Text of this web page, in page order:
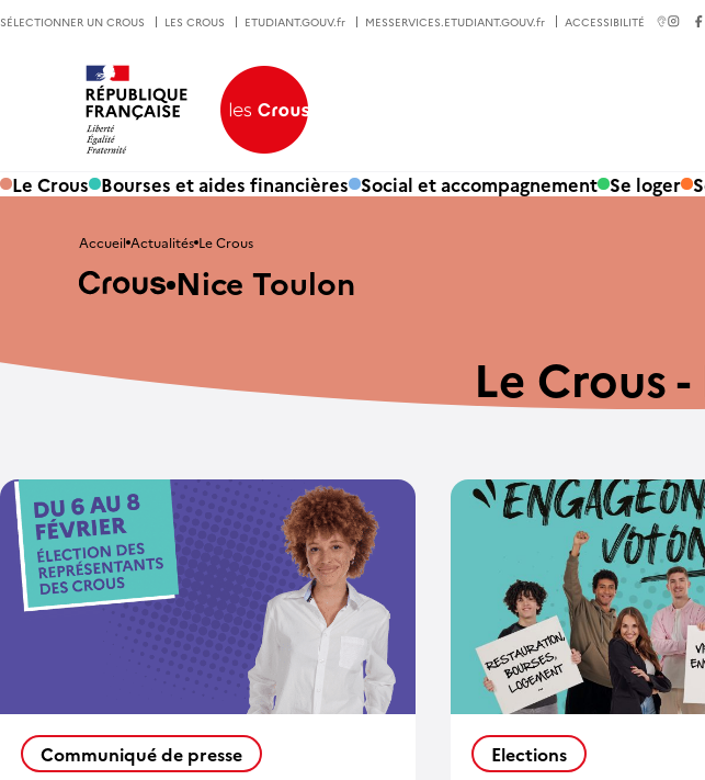
SÉLECTIONNER UN CROUS LES CROUS ETUDIANT.GOUV.fr MESSERVICES.ETUDIANT.GOUV.fr ACCESSIBILITÉ
Le Crous Bourses et aides financières Social et accompagnement Se loger
Accueil Actualités Le Crous
Nice Toulon
Le Crous -
Communiqué de presse Elections